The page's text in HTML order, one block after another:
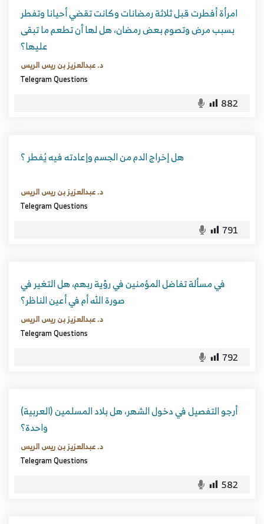
امرأة أفطرت قبل ثلاثة رمضانات وكانت تقضي أحيانا وتفطر
بسبب مرض وتصوم بعض رمضان، هل لها أن تطعم ما تبقى
عليها؟
د. عبدالعزيز بن ريس الريس
Telegram Questions
882
هل إخراج الدم من الجسم وإعادته فيه يُفطر ؟
د. عبدالعزيز بن ريس الريس
Telegram Questions
791
في مسألة تفاضل المؤمنين في رؤية ربهم، هل التغير في
صورة الله أم في أعين الناظر؟
د. عبدالعزيز بن ريس الريس
Telegram Questions
792
(العربية) أرجو التفصيل في دخول الشهر، هل بلاد المسلمين
واحدة؟
د. عبدالعزيز بن ريس الريس
Telegram Questions
582